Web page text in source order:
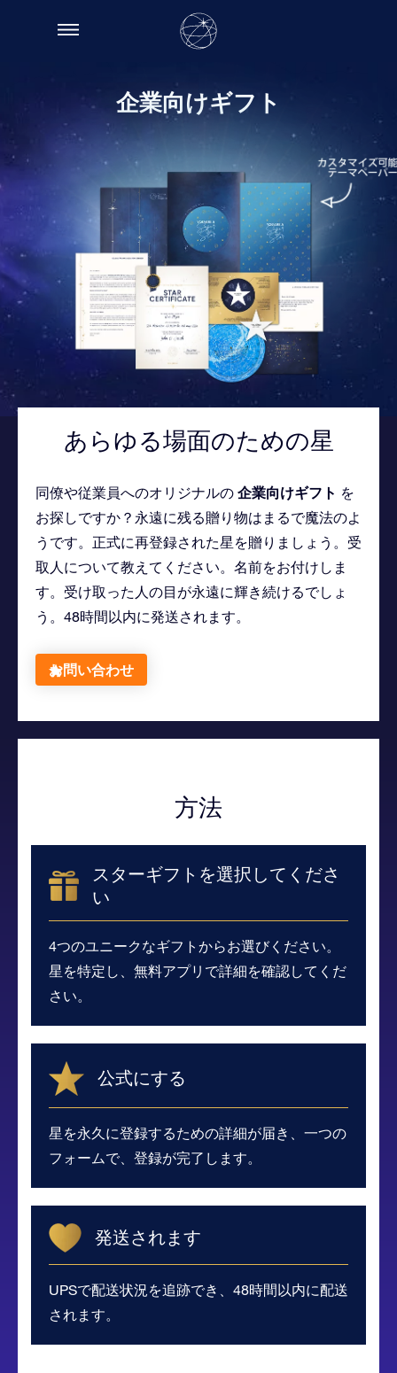
企業向けギフト
あらゆる場面のための星
同僚や従業員へのオリジナルの 企業向けギフト を
お探しですか？永遠に残る贈り物はまるで魔法のよ
うです。正式に再登録された星を贈りましょう。受
取人について教えてください。名前をお付けしま
す。受け取った人の目が永遠に輝き続けるでしょ
う。48時間以内に発送されます。
お問い合わせ
方法
スターギフトを選択してくださ
い
4つのユニークなギフトからお選びください。
星を特定し、無料アプリで詳細を確認してくだ
さい。
公式にする
星を永久に登録するための詳細が届き、一つの
フォームで、登録が完了します。
発送されます
UPSで配送状況を追跡でき、48時間以内に配送
されます。